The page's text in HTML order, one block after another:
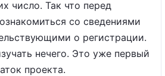
число. Так что перед
со сведениями
о регистрации.
нечего. Это уже первый
проекта.